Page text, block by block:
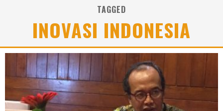
Pemkot Tangsel Kembangkan 36 Pos Lansia, Benyamin: Wujudkan Lansia Sehat, Aktif, dan Bahagia
Dari Lapangan Sekolah ke Podium Juara: SMP KP Ciparay dan SMP 1 Kutawaringin Menangi Puncak PLN Mobile
TAGGED
INOVASI INDONESIA